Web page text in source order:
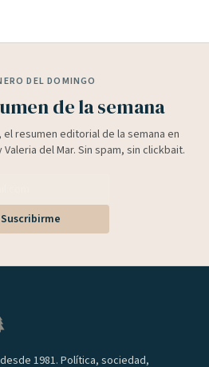
DEL DOMINGO
de la semana
el resumen editorial de la semana en
del Mar. Sin spam, sin clickbait.
Suscribirme
1981. Política, sociedad,